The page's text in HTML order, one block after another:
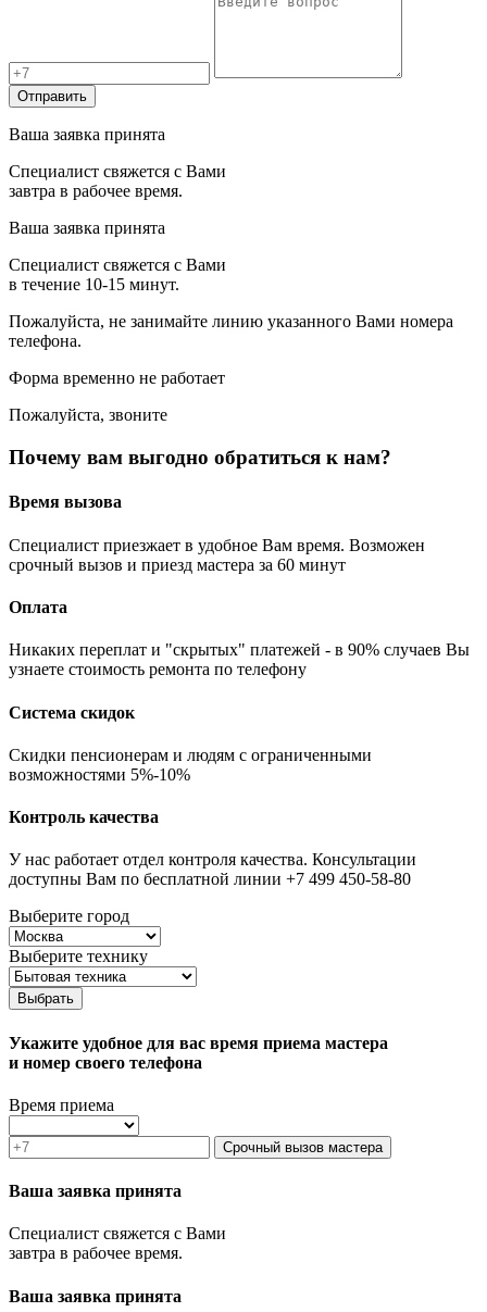
Отправить
Ваша заявка принята
Специалист свяжется с Вами
завтра в рабочее время.
Ваша заявка принята
Специалист свяжется с Вами
в течение 10-15 минут.
Пожалуйста, не занимайте линию указанного Вами номера
телефона.
Форма временно не работает
Пожалуйста, звоните
Почему вам выгодно обратиться к нам?
Время вызова
Специалист приезжает в удобное Вам время. Возможен
срочный вызов и приезд мастера за 60 минут
Оплата
Никаких переплат и "скрытых" платежей - в 90% случаев Вы
узнаете стоимость ремонта по телефону
Система скидок
Скидки пенсионерам и людям с ограниченными
возможностями 5%-10%
Контроль качества
У нас работает отдел контроля качества. Консультации
доступны Вам по бесплатной линии +7 499 450-58-80
Выберите город
Выберите технику
Выбрать
Укажите удобное для вас время приема мастера
и номер своего телефона
Время приема
Срочный вызов мастера
Ваша заявка принята
Специалист свяжется с Вами
завтра в рабочее время.
Ваша заявка принята